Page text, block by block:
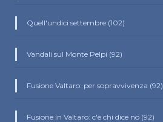
Quell'undici settembre (102)
Vandali sul Monte Pelpi (92)
Fusione Valtaro: per sopravvivenza (92)
Fusione in Valtaro: c'è chi dice no (92)